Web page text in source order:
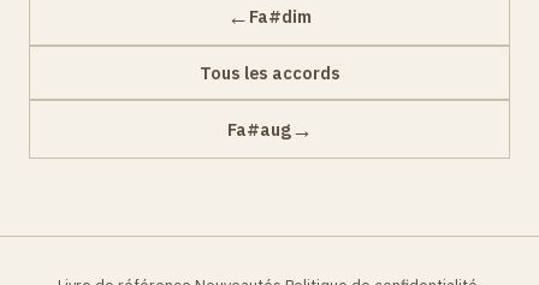
← Fa#dim
Tous les accords
Fa#aug→